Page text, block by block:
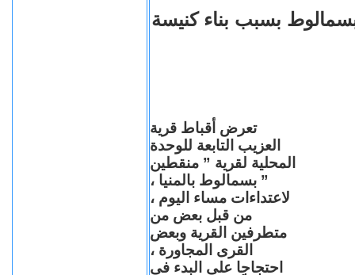
بسبب بناء كنيسة
تعرض أقباط قرية
العزيب التابعة للوحدة
المحلية لقرية ” منقطين
” بسمالوط بالمنيا ،
لاعتداءات مساء اليوم ،
من قبل بعض من
متطرفين القرية وبعض
القرى المجاورة ،
احتجاجا على البدء فى